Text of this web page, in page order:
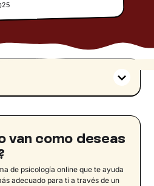
abrazar el cambio
las familias monoparentales
y del adolescente
de objeto
evolutivo: ¿qué
van como deseas
de psicología online que te ayuda
adecuado para ti a través de un